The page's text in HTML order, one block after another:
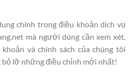
chính trong điều khoản dịch vụ
mà người dùng cần xem xét.
và chính sách của chúng tôi
lỡ những điều chỉnh mới nhất!